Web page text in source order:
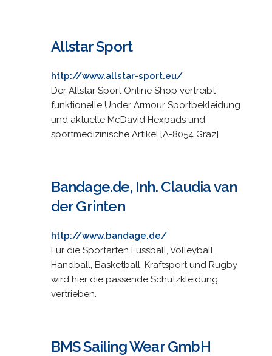
Allstar Sport
http://www.allstar-sport.eu/
Der Allstar Sport Online Shop vertreibt
funktionelle Under Armour Sportbekleidung
und aktuelle McDavid Hexpads und
sportmedizinische Artikel.[A-8054 Graz]
Bandage.de, Inh. Claudia van
der Grinten
http://www.bandage.de/
Für die Sportarten Fussball, Volleyball,
Handball, Basketball, Kraftsport und Rugby
wird hier die passende Schutzkleidung
vertrieben.
BMS Sailing Wear GmbH